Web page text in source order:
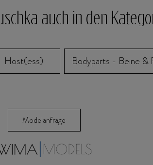
auch in den
Host(ess) Bodyparts - Beine &
Modelanfrage